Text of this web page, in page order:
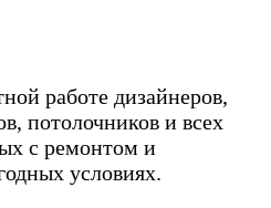
работе дизайнеров,
потолочников и всех
с ремонтом и
условиях.